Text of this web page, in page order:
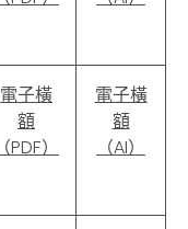
電子橫
額
（PDF）
電子橫
額
（AI）